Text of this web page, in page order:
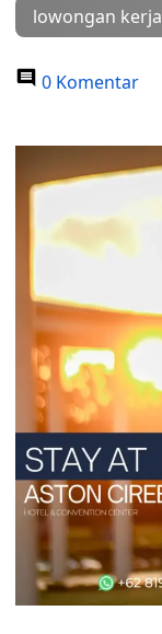
lowongan kerja
0 Komentar